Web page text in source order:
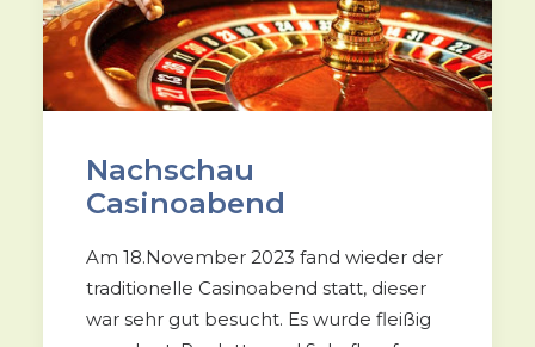
Nachschau
Casinoabend
Am 18.November 2023 fand wieder der
traditionelle Casinoabend statt, dieser
war sehr gut besucht. Es wurde fleißig